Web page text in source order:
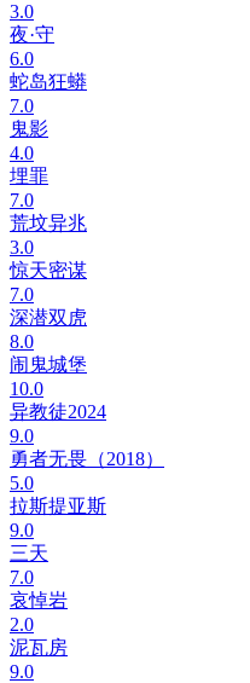
3.0
夜·守
6.0
蛇岛狂蟒
7.0
鬼影
4.0
埋罪
7.0
荒坟异兆
3.0
惊天密谋
7.0
深潜双虎
8.0
闹鬼城堡
10.0
异教徒2024
9.0
勇者无畏（2018）
5.0
拉斯提亚斯
9.0
三天
7.0
哀悼岩
2.0
泥瓦房
9.0